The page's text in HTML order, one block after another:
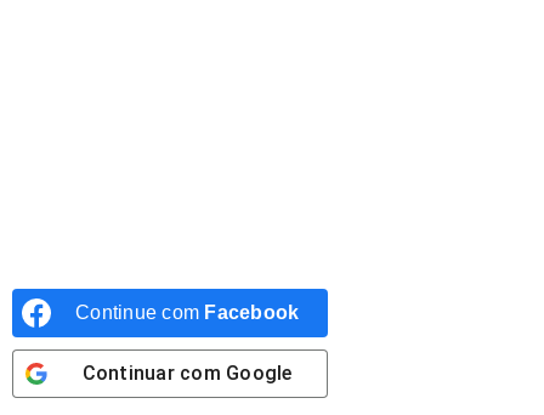
Continue com Facebook
Continuar com Google